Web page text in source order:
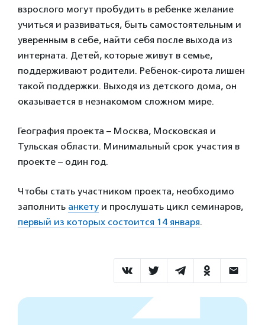
взрослого могут пробудить в ребенке желание
учиться и развиваться, быть самостоятельным и
уверенным в себе, найти себя после выхода из
интерната. Детей, которые живут в семье,
поддерживают родители. Ребенок‑сирота лишен
такой поддержки. Выходя из детского дома, он
оказывается в незнакомом сложном мире.
География проекта – Москва, Московская и
Тульская области. Минимальный срок участия в
проекте – один год.
Чтобы стать участником проекта, необходимо
заполнить анкету и прослушать цикл семинаров,
первый из которых состоится 14 января.